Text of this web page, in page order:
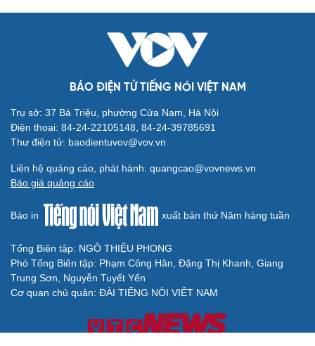
BÁO ĐIỆN TỬ TIẾNG NÓI VIỆT NAM
Trụ sở: 37 Bà Triệu, phường Cửa Nam, Hà Nội
Điện thoại: 84-24-22105148, 84-24-39785691
Thư điện tử: baodientuvov@vov.vn
Liên hệ quảng cáo, phát hành: quangcao@vovnews.vn
Báo giá quảng cáo
Báo in xuất bản thứ Năm hàng tuần
Tổng Biên tập: NGÔ THIỆU PHONG
Phó Tổng Biên tập: Phạm Công Hân, Đặng Thị Khanh, Giang
Trung Sơn, Nguyễn Tuyết Yến
Cơ quan chủ quản: ĐÀI TIẾNG NÓI VIỆT NAM